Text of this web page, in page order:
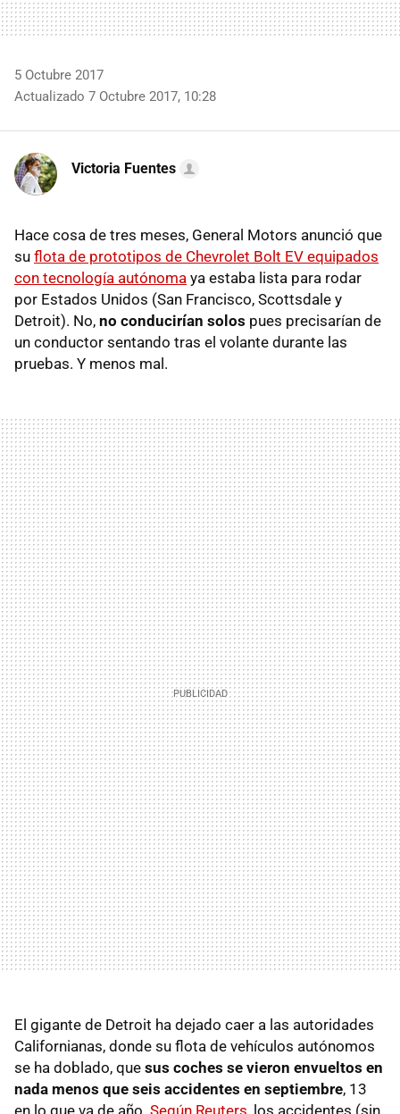
5 Octubre 2017
Actualizado 7 Octubre 2017, 10:28
Victoria Fuentes
Hace cosa de tres meses, General Motors anunció que
su flota de prototipos de Chevrolet Bolt EV equipados
con tecnología autónoma ya estaba lista para rodar
por Estados Unidos (San Francisco, Scottsdale y
Detroit). No, no conducirían solos pues precisarían de
un conductor sentando tras el volante durante las
pruebas. Y menos mal.
El gigante de Detroit ha dejado caer a las autoridades
Californianas, donde su flota de vehículos autónomos
se ha doblado, que sus coches se vieron envueltos en
nada menos que seis accidentes en septiembre, 13
en lo que va de año. Según Reuters , los accidentes (sin